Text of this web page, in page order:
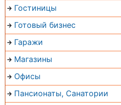
Гостиницы
Готовый бизнес
Гаражи
Магазины
Офисы
Пансионаты, Санатории